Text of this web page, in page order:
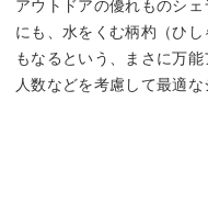
アウトドアの優れものシ
にも、水をくむ柄杓（ひ
もなるという、まさに万
人数などを考慮して最適な